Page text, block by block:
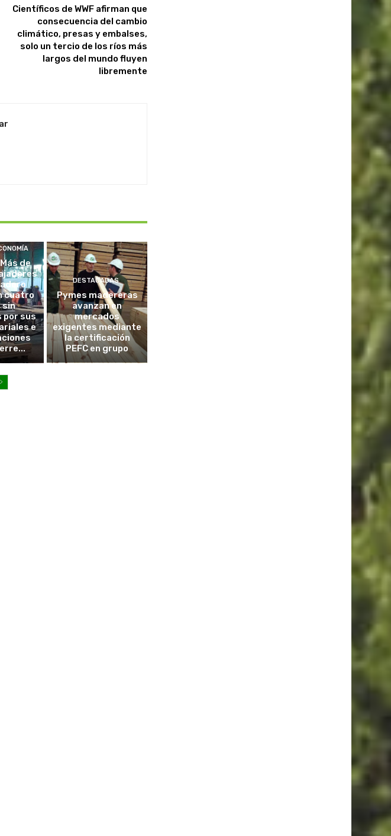
Científicos de WWF afirman que
consecuencia del cambio
climático, presas y embalses,
solo un tercio de los ríos más
largos del mundo fluyen
libremente
de
cuatro
sin
por sus
e
DESTACADAS
Pymes madereras
avanzan en
mercados
exigentes mediante
la certificación
PEFC en grupo